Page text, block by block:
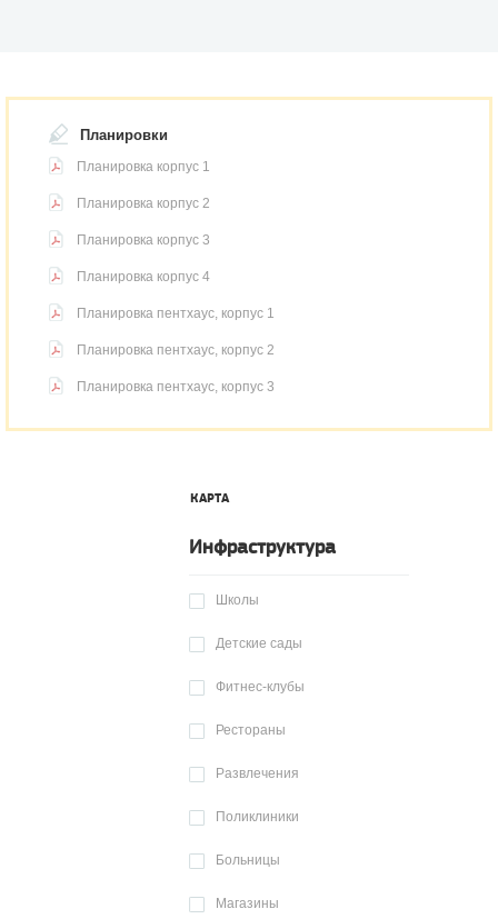
Планировки
Планировка корпус 1
Планировка корпус 2
Планировка корпус 3
Планировка корпус 4
Планировка пентхаус, корпус 1
Планировка пентхаус, корпус 2
Планировка пентхаус, корпус 3
КАРТА
Инфраструктура
Школы
Детские сады
Фитнес-клубы
Рестораны
Развлечения
Поликлиники
Больницы
Магазины